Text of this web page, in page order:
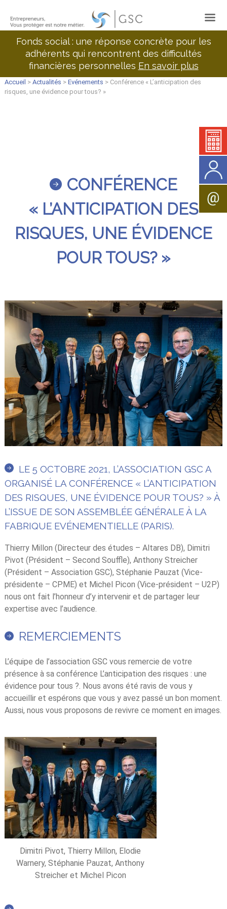
Fonds social : une réponse concrète pour les
adhérents qui rencontrent des difficultés
financières personnelles En savoir plus
Accueil > Actualités > Evénements > Conférence « L’anticipation des
risques, une évidence pour tous? »
CONFÉRENCE
« L’ANTICIPATION DES
RISQUES, UNE ÉVIDENCE
POUR TOUS? »
LE 5 OCTOBRE 2021, L’ASSOCIATION GSC A
ORGANISÉ LA CONFÉRENCE « L’ANTICIPATION
DES RISQUES, UNE ÉVIDENCE POUR TOUS? » À
L’ISSUE DE SON ASSEMBLÉE GÉNÉRALE À LA
FABRIQUE EVÉNEMENTIELLE (PARIS).
Thierry Millon (Directeur des études – Altares DB), Dimitri
Pivot (Président – Second Souffle), Anthony Streicher
(Président – Association GSC), Stéphanie Pauzat (Vice-
présidente – CPME) et Michel Picon (Vice-président – U2P)
nous ont fait l’honneur d’y intervenir et de partager leur
expertise avec l’audience.
REMERCIEMENTS
L’équipe de l’association GSC vous remercie de votre
présence à sa conférence L’anticipation des risques : une
évidence pour tous ?. Nous avons été ravis de vous y
accueillir et espérons que vous y avez passé un bon moment.
Aussi, nous vous proposons de revivre ce moment en images.
Dimitri Pivot, Thierry Millon, Elodie
Warnery, Stéphanie Pauzat, Anthony
Streicher et Michel Picon